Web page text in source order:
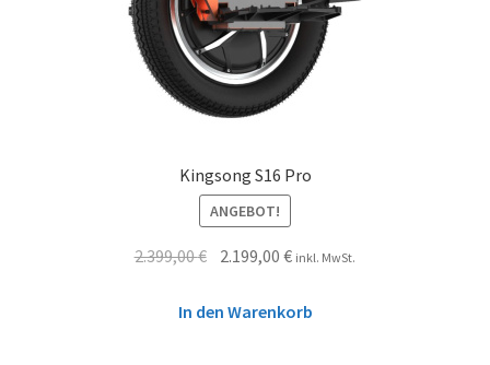
Kingsong S16 Pro
ANGEBOT!
2.399,00€ 2.199,00€ inkl. MwSt.
In den Warenkorb